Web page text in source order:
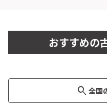
おすすめの
ン)
東京都・渋谷区
13保存・59投稿
cave古着屋
オンラインショップ
8保存・21投稿
チャッペルル
大阪府・中央区
pigsty アメ村店
大阪府・中央区
kroneko used
東京都・世田谷区
6保存・10投稿
search 全国